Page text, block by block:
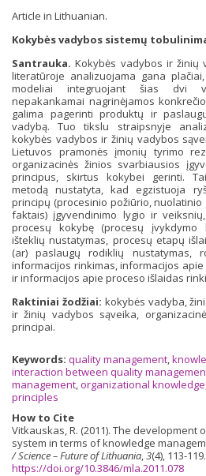
Article in Lithuanian.
Kokybės vadybos sistemų
Santrauka.Kokybės vadybos ir žinių
literatūroje analizuojama gana
modeliai integruojant šias dvi
nepakankamai nagrinėjamos
galima pagerinti produktų ir
vadybą. Tuo tikslu straipsnyje
kokybės vadybos ir žinių vadybos
Lietuvos pramonės įmonių tyrimo
organizacinės žinios svarbiausios
principus, skirtus kokybei gerinti.
metodą nustatyta, kad egzistuoja
principų (procesinio požiūrio,
faktais) įgyvendinimo lygio ir
procesų kokybę (procesų įvykdymo
išteklių nustatymas, procesų etapų
(ar) paslaugų rodiklių nustatymas,
informacijos rinkimas, informacijos
ir informacijos apie proceso išlaidas
Raktiniai žodžiai: kokybės vadyba,
ir žinių vadybos sąveika,
principai.
Keywords: quality management,
interaction between quality
management,organizational knowledge
principles
How to Cite
Vitkauskas, R. (2011). The
system in terms of knowledge
/ Science – Future of Lithuania,3(4), 113-119.
https://doi.org/10.3846/mla.2011.078